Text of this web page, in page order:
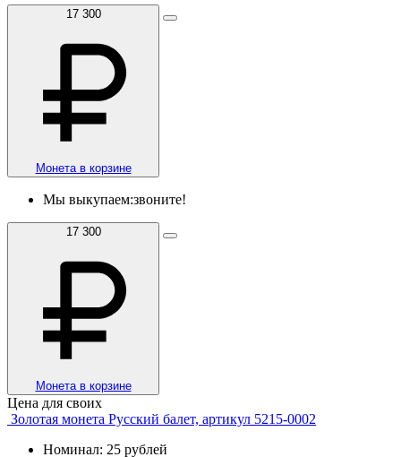
17 300
Монета в корзине
Мы выкупаем:звоните!
17 300
Монета в корзине
Цена для своих
Золотая монета Русский балет, артикул 5215-0002
Номинал: 25 рублей